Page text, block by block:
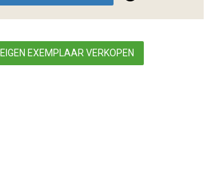
EIGEN EXEMPLAAR VERKOPEN